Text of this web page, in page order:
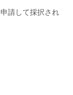
請して採択され